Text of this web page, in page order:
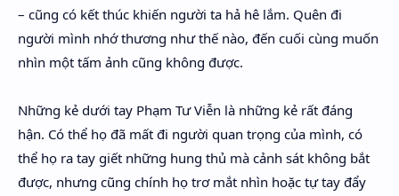
– cũng có kết thúc khiến người ta hả hê lắm. Quên đi
người mình nhớ thương như thế nào, đến cuối cùng muốn
nhìn một tấm ảnh cũng không được.
Những kẻ dưới tay Phạm Tư Viễn là những kẻ rất đáng
hận. Có thể họ đã mất đi người quan trọng của mình, có
thể họ ra tay giết những hung thủ mà cảnh sát không bắt
được, nhưng cũng chính họ trơ mắt nhìn hoặc tự tay đẩy